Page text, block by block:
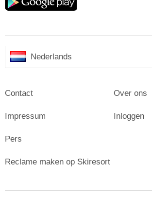
Nederlands
Contact
Impressum
Pers
Over ons
Inloggen
Reclame maken op Skiresort